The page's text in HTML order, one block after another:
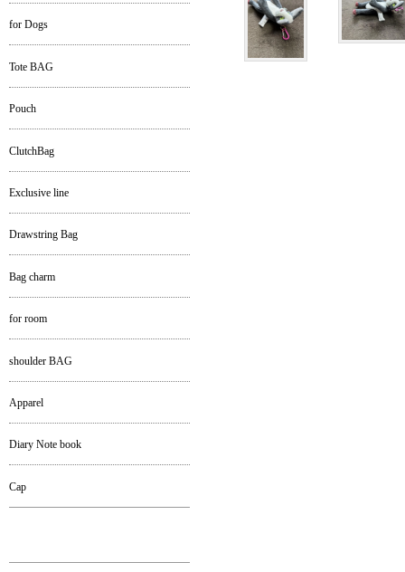
for Dogs
Tote BAG
Pouch
ClutchBag
Exclusive line
Drawstring Bag
Bag charm
for room
shoulder BAG
Apparel
Diary Note book
Cap